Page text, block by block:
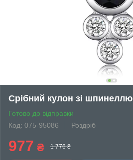
Срібний кулон зі шпинеллю
Готово до відправки
Код: 075-95086
Роздріб
977 ₴ 1 776 ₴